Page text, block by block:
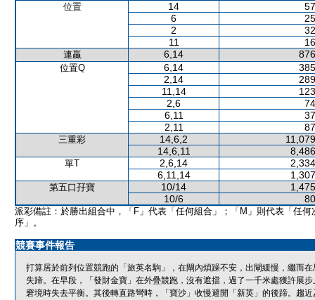
位置 14
6
2
11
連贏 6,14
位置Q 6,14
2,14
11,14
2,6
6,11
2,11
三重彩 14,6,2
14,6,11
單T 2,6,14
6,11,14
第五口孖寶 10/14
10/6
派彩備註：於勝出組合中，「F」代表「任何組合」；「M」則代表「任何
序」。
競賽事件報告
打算居於前列位置競跑的「旅英名駒」，在閘內煩躁不安，出閘緩慢，繼而
失蹄。在早段，「發財金寶」在外疊競跑，沒有遮擋，過了一千米處獲許展
窘境時失去平衡。其後轉直路彎時，「寶沙」收慢避開「新英」的後蹄。趨